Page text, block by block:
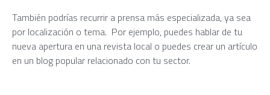
También podrías recurrir a prensa más especializada, ya sea
por localización o tema. Por ejemplo, puedes hablar de tu
nueva apertura en una revista local o puedes crear un artículo
en un blog popular relacionado con tu sector.